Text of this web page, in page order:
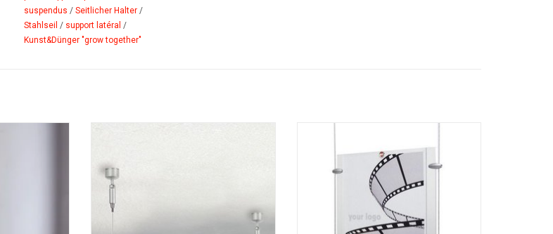
suspendus / Seitlicher Halter /
Stahlseil / support latéral /
Kunst&Dünger "grow together"
TOEVOEGEN AAN WINKELWAGEN